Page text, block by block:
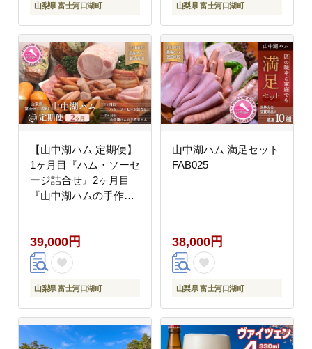
山梨県 富士河口湖町 山梨県 富士河口湖町
【山中湖ハム 定期便】
1ヶ月目『ハム・ソーセ
ージ詰合せ』2ヶ月目
『山中湖ハムの手作り
39,000円
山梨県 富士河口湖町
山中湖ハム 満足セット
FAB025
38,000円
山梨県 富士河口湖町